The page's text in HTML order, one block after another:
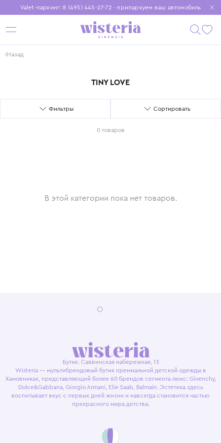
Valet-паркинг: 8 (495) 445-27-72 - припаркуем ваш автомобиль
Бесплатная доставка при заказе от 15 000 ₽
Установите приложение, чтобы покупки были еще удобнее
Назад
TINY LOVE
Фильтры Сортировать
0 товаров
В этой категории пока нет товаров.
Бутик. Саввинская набережная, 13
Wisteria — мультибрендовый бутик премиальной детской одежды в
Хамовниках, представляющий более 60 брендов сегмента люкс: Givenchy,
Dolce&Gabbana, Giorgio Armani, Elie Saab, Balmain. Эстетика здесь
воспитывает вкус с первых дней жизни и навсегда становится частью
прекрасного мира детства.